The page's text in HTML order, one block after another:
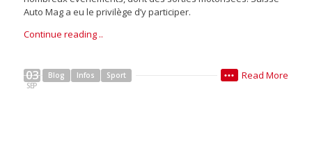
Auto Mag a eu le privilège d’y participer.
Continue reading ..
03
SEP
Blog Infos Sport Read More
•••